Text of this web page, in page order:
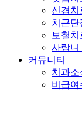
신경치
치근단
보철치
사랑니
커뮤니티
치과소
비급여